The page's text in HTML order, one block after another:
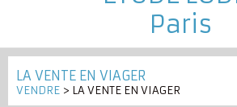
LA VENTE EN VIAGER
VENDRE > LA VENTE EN VIAGER